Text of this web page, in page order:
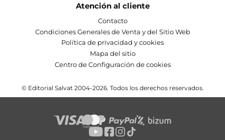
Atención al cliente
Contacto
Condiciones Generales de Venta y del Sitio Web
Política de privacidad y cookies
Mapa del sitio
Centro de Configuración de cookies
© Editorial Salvat 2004-2026. Todos los derechos reservados.